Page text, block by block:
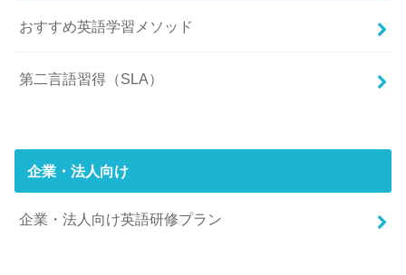
おすすめ英語学習メソッド
第二言語習得（SLA）
企業・法人向け
企業・法人向け英語研修プラン